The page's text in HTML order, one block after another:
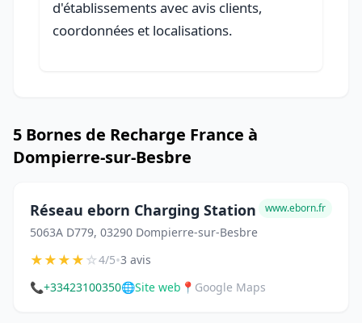
d'établissements avec avis clients,
coordonnées et localisations.
5 Bornes de Recharge France à
Dompierre-sur-Besbre
Réseau eborn Charging Station
5063A D779, 03290 Dompierre-sur-Besbre
www.eborn.fr
★★★★☆4/5•3 avis
📞+33423100350🌐Site web 📍 Google Maps